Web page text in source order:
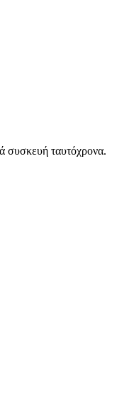
συσκευή ταυτόχρονα.